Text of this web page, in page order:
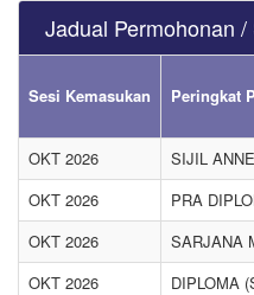
Jadual Permohonan
Sesi Kemasukan Peringkat
OKT 2026
SIJIL
OKT 2026
PRA
OKT 2026
SARJANA
OKT 2026
DIPLOMA